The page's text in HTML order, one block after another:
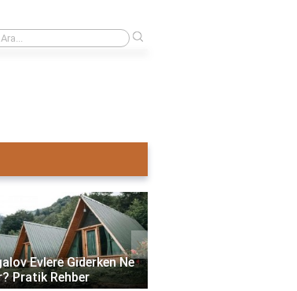
mi pahalı beton ev mi?
Evlere Giderken Ne
Pratik Rehber
›